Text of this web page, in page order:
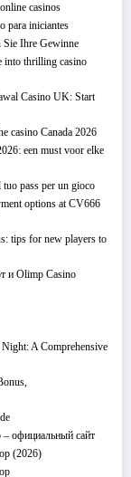
casinos
para iniciantes
Sie Ihre Gewinne
into thrilling casino
Casino UK: Start
casino Canada 2026
een must voor elke
pass per un gioco
options at CV666
tips for new players to
и Olimp Casino
A Comprehensive
официальный сайт
(2026)